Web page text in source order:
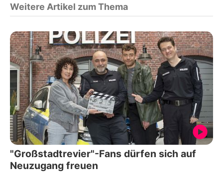
Weitere Artikel zum Thema
"Großstadtrevier"-Fans dürfen sich auf
Neuzugang freuen